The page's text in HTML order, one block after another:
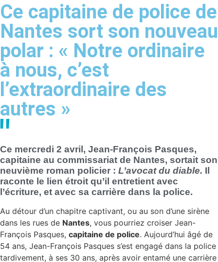
Ce capitaine de police de
Nantes sort son nouveau
polar : « Notre ordinaire
à nous, c’est
l’extraordinaire des
autres »
Ce mercredi 2 avril, Jean-François Pasques,
capitaine au commissariat de Nantes, sortait son
neuvième roman policier : L’avocat du diable. Il
raconte le lien étroit qu’il entretient avec
l’écriture, et avec sa carrière dans la police.
Au détour d’un chapitre captivant, ou au son d’une sirène
dans les rues de Nantes, vous pourriez croiser Jean-
François Pasques, capitaine de police. Aujourd’hui âgé de
54 ans, Jean-François Pasques s’est engagé dans la police
tardivement, à ses 30 ans, après avoir entamé une carrière